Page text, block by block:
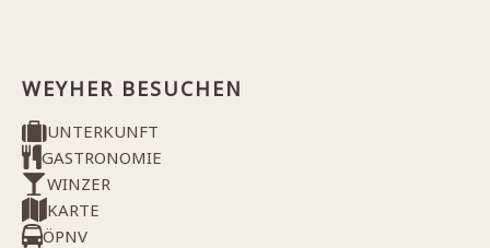
WEYHER BESUCHEN
UNTERKUNFT
GASTRONOMIE
WINZER
KARTE
ÖPNV